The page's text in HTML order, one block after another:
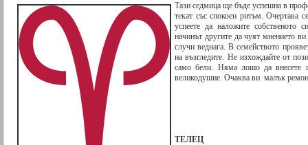
Тази седмица ще бъде успешна в
текат със спокоен ритъм. Очертава
успеете да наложите собственото
начинът другите да чуят мнението
случи веднага. В семейството
на възгледите. Не изхождайте от
само бели. Няма лошо да внесете
великодушие. Очаква ви малък
ТЕЛЕЦ